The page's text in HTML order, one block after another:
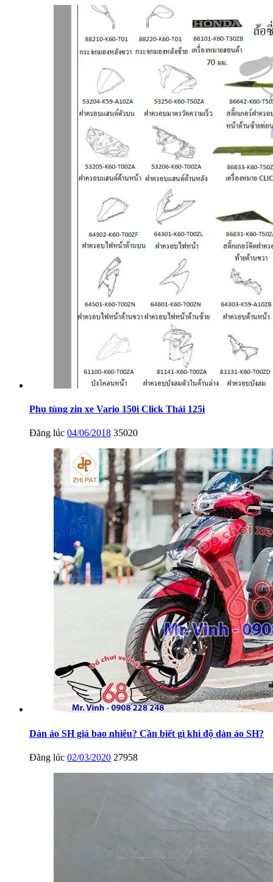
Phụ tùng zin xe Vario 150i Click Thái 125i
Đăng lúc 04/06/2018 35020
Dàn áo SH giá bao nhiêu? Cần biết gì khi độ dàn áo SH?
Đăng lúc 02/03/2020 27958